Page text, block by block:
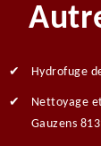
Hydrofuge
Nettoyage
Gauzens